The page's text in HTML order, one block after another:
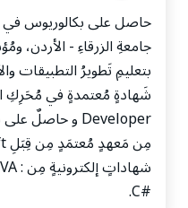
جامعةِ الزرقاءِ -
#C.